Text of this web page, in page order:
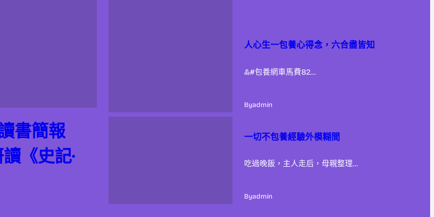
書簡報
《史記·
人心生一包養心得念，六合盡皆知
&#包養網車馬費82…
Byadmin
一切不包養經驗外模糊間
吃過晚飯，主人走后，母親整理…
Byadmin